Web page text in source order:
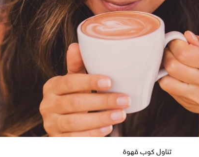
تناول كوب قهوة